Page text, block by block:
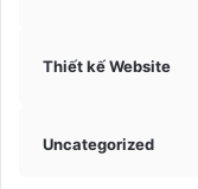
Thiết kế Website
Uncategorized